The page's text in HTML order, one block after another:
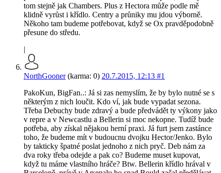
tom stejně jak Chambers. Plus z Hectora může podle mě
klidně vyrůst i křídlo. Centry a průniky mu jdou výborně.
Někoho tam budeme potřebovat, když se Ox pravděpodobně
přesune do středu.
|
NorthGooner(karma: 0) 20.7.2015, 12:13 #1
PakoKun, BigFan..: Já si zas nemyslím, že by bylo nutné se s
některým z nich loučit. Kdo ví, jak bude vypadat sezona.
Třeba Debuchy bude zdravý a bude předvádět ty výkony jako
v repre a v Newcastlu a Bellerin si moc nekopne. Tudíž bude
potřeba, aby získal nějakou herní praxi. Já furt jsem zastánce
toho, že budeme mít v budoucnu dvojku Hector/Jenko. Bylo
by takticky špatné poslat jednoho z nich pryč. Deb nám za
dva roky třeba odejde a pak co? Budeme muset kupovat,
když tu máme vlastního hráče? Btw. Bellerin křídlo hrával v